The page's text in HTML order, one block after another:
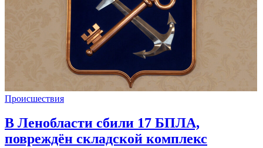
Происшествия
В Ленобласти сбили 17 БПЛА,
повреждён складской комплекс